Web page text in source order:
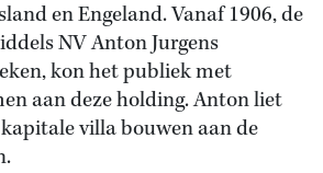
en Engeland. Vanaf 1906, de
NV Anton Jurgens
kon het publiek met
aan deze holding. Anton liet
villa bouwen aan de